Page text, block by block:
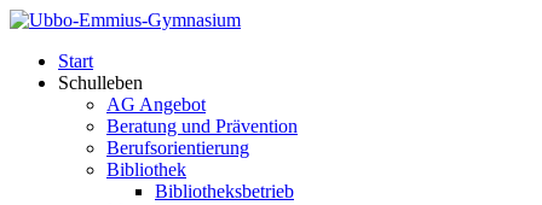
Start
Schulleben
AG Angebot
Beratung und Prävention
Berufsorientierung
Bibliothek
Bibliotheksbetrieb